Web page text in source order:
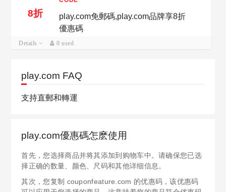
8折
play.com免郵碼,play.com品牌享8折
優惠碼
Details 0 used
play.com FAQ
支持直郵和轉運
play.com優惠碼怎麽使用
首先，您选择商品并将其添加到购物车中。请确保您已选
择正确的数量、颜色、尺码和其他详细信息。
其次，您复制 couponfeature.com 的优惠码，该优惠码